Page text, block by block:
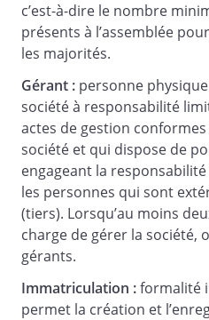
Siège
RCS
LETTRE DE
c’est-à-dire le nombre
présents à l’assemblée
les majorités.
Gérant : personne
société à responsabilité
actes de gestion
société et qui dispose de
engageant la
les personnes qui sont
(tiers). Lorsqu’au moins
charge de gérer la société,
gérants.
Immatriculation :formalité
permet la création et